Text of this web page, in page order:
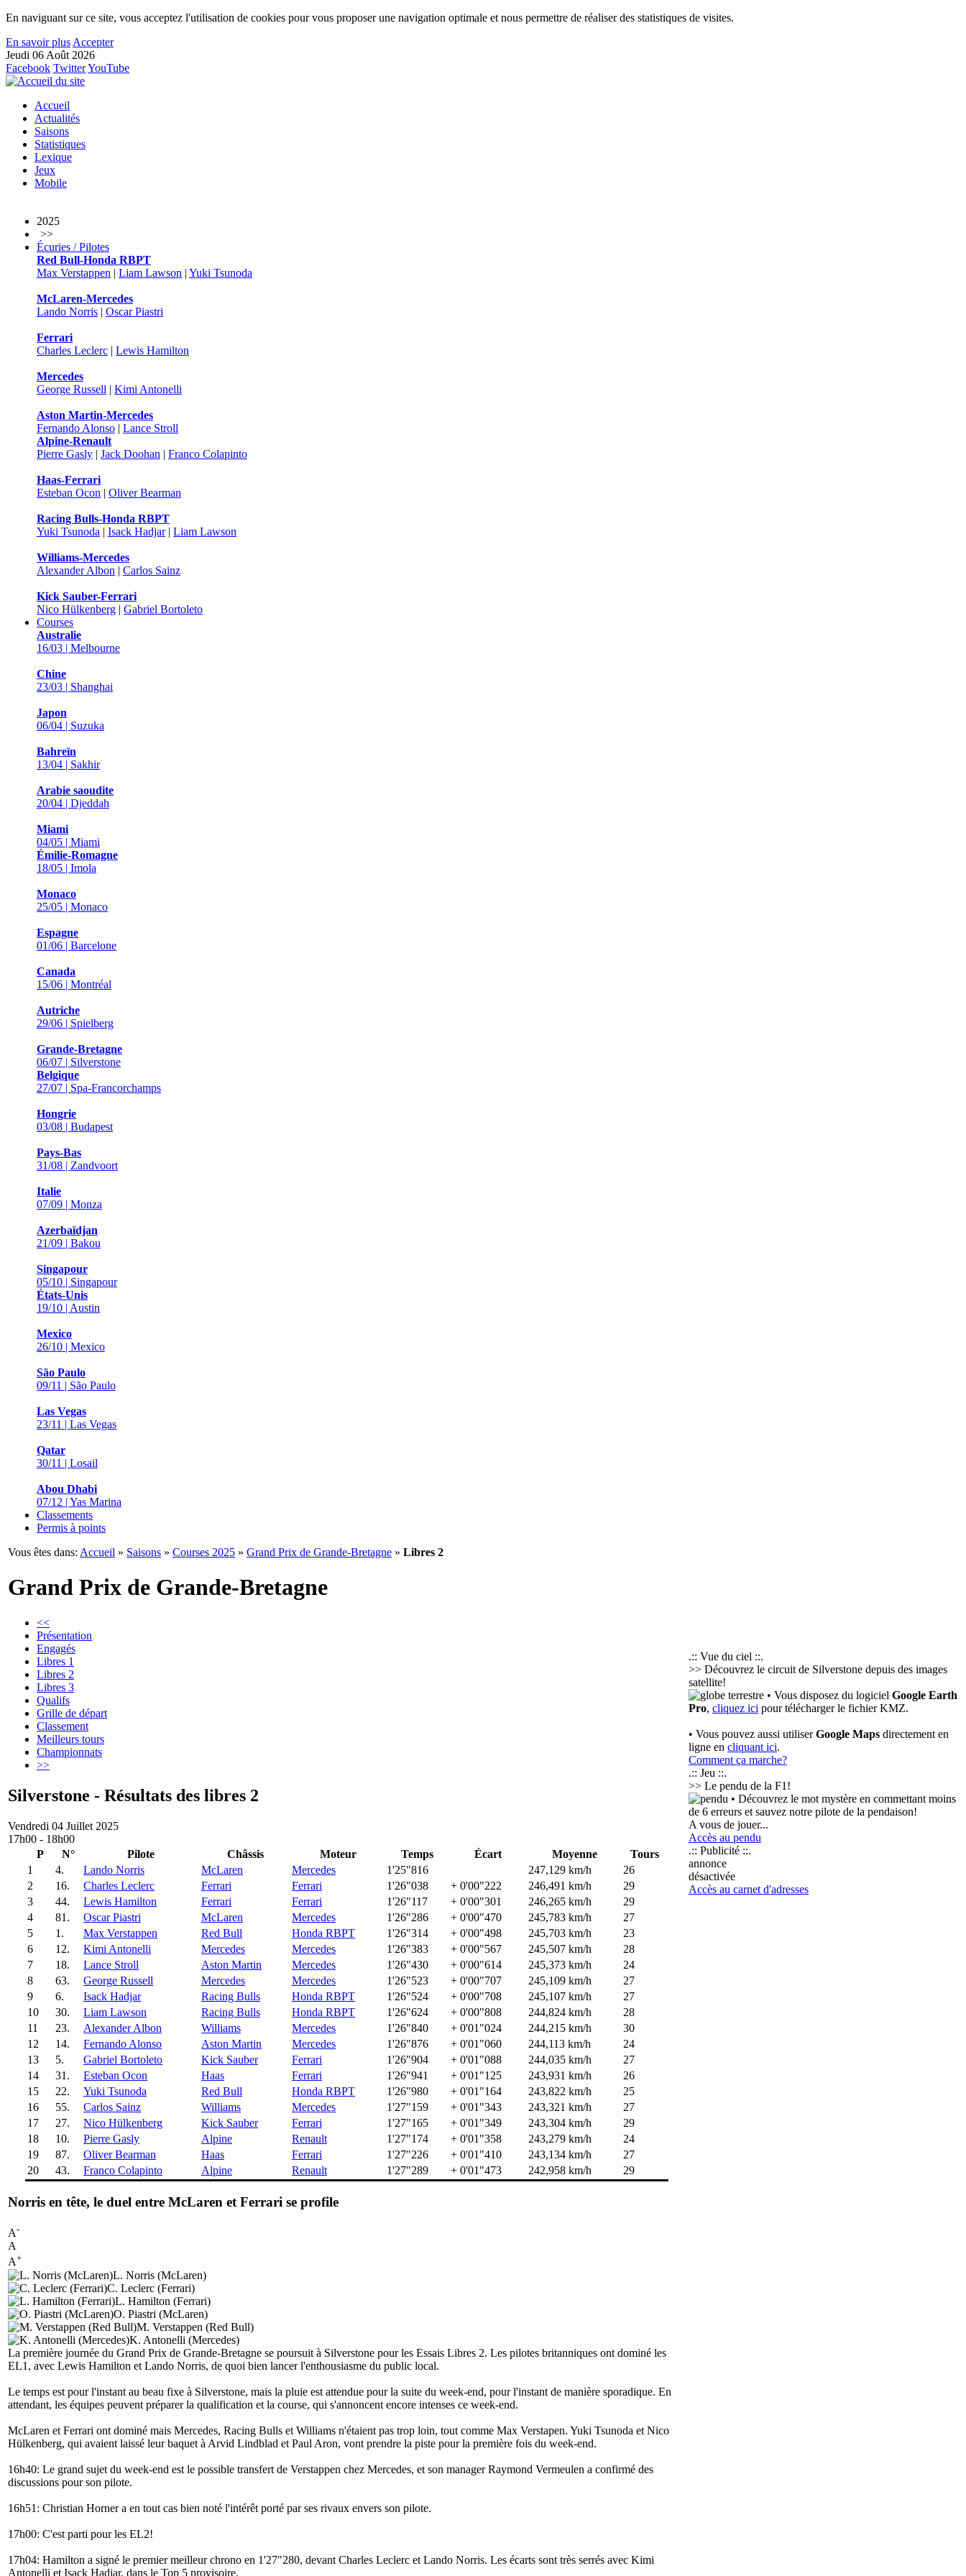
En naviguant sur ce site, vous acceptez l'utilisation de cookies pour vous proposer une navigation optimale et nous permettre de réaliser des statistiques de visites.
En savoir plus Accepter
Jeudi 06 Août 2026
Facebook TwitterYouTube
Accueil
Actualités
Saisons
Statistiques
Lexique
Jeux
Mobile
2025
>>
Écuries / Pilotes
Red Bull-Honda RBPT
Max Verstappen | Liam Lawson | Yuki Tsunoda
McLaren-Mercedes
Lando Norris | Oscar Piastri
Ferrari
Charles Leclerc | Lewis Hamilton
Mercedes
George Russell | Kimi Antonelli
Aston Martin-Mercedes
Fernando Alonso | Lance Stroll
Alpine-Renault
Pierre Gasly | Jack Doohan | Franco Colapinto
Haas-Ferrari
Esteban Ocon | Oliver Bearman
Racing Bulls-Honda RBPT
Yuki Tsunoda | Isack Hadjar| Liam Lawson
Williams-Mercedes
Alexander Albon | Carlos Sainz
Kick Sauber-Ferrari
Nico Hülkenberg | Gabriel Bortoleto
Courses
Australie
16/03 | Melbourne
Chine
23/03 | Shanghai
Japon
06/04 | Suzuka
Bahreïn
13/04 | Sakhir
Arabie saoudite
20/04 | Djeddah
Miami
04/05 | Miami
Émilie-Romagne
18/05 | Imola
Monaco
25/05 | Monaco
Espagne
01/06 | Barcelone
Canada
15/06 | Montréal
Autriche
29/06 | Spielberg
Grande-Bretagne
06/07 | Silverstone
Belgique
27/07 | Spa-Francorchamps
Hongrie
03/08 | Budapest
Pays-Bas
31/08 | Zandvoort
Italie
07/09 | Monza
Azerbaïdjan
21/09 | Bakou
Singapour
05/10 | Singapour
États-Unis
19/10 | Austin
Mexico
26/10 | Mexico
São Paulo
09/11 | São Paulo
Las Vegas
23/11 | Las Vegas
Qatar
30/11 | Losail
Abou Dhabi
07/12 | Yas Marina
Classements
Permis à points
Vous êtes dans: Accueil » Saisons » Courses 2025 » Grand Prix de Grande-Bretagne » Libres 2
Grand Prix de Grande-Bretagne
<<
Présentation
Engagés
Libres 1
Libres 2
Libres 3
Qualifs
Grille de départ
Classement
Meilleurs tours
Championnats
>>
Silverstone - Résultats des libres 2
Vendredi 04 Juillet 2025
17h00 - 18h00
P
N° Pilote Châssis Moteur Temps Écart Moyenne
Tours
1
4. Lando Norris McLaren Mercedes 1'25"816 247,129 km/h
26
2
16. Charles Leclerc Ferrari Ferrari 1'26"038 + 0'00"222 246,491 km/h
29
3
44. Lewis Hamilton Ferrari Ferrari 1'26"117 + 0'00"301 246,265 km/h
29
4
81. Oscar Piastri McLaren Mercedes 1'26"286 + 0'00"470 245,783 km/h
27
5
1. Max Verstappen Red Bull Honda RBPT 1'26"314 + 0'00"498 245,703 km/h
23
6
12. Kimi Antonelli Mercedes Mercedes 1'26"383 + 0'00"567 245,507 km/h
28
7
18. Lance Stroll Aston Martin Mercedes 1'26"430 + 0'00"614 245,373 km/h
24
8
63. George Russell Mercedes Mercedes 1'26"523 + 0'00"707 245,109 km/h
27
9
6. Isack Hadjar Racing Bulls Honda RBPT 1'26"524 + 0'00"708 245,107 km/h
27
10
30. Liam Lawson Racing Bulls Honda RBPT 1'26"624 + 0'00"808 244,824 km/h
28
11
23. Alexander Albon Williams Mercedes 1'26"840 + 0'01"024 244,215 km/h
30
12
14. Fernando Alonso Aston Martin Mercedes 1'26"876 + 0'01"060 244,113 km/h
24
13
5. Gabriel Bortoleto Kick Sauber Ferrari 1'26"904 + 0'01"088 244,035 km/h
27
14
31. Esteban Ocon Haas Ferrari 1'26"941 + 0'01"125 243,931 km/h
26
15
22. Yuki Tsunoda Red Bull Honda RBPT 1'26"980 + 0'01"164 243,822 km/h
25
16
55. Carlos Sainz Williams Mercedes 1'27"159 + 0'01"343 243,321 km/h
27
17
27. Nico Hülkenberg Kick Sauber Ferrari 1'27"165 + 0'01"349 243,304 km/h
29
18
10. Pierre Gasly Alpine Renault 1'27"174 + 0'01"358 243,279 km/h
24
19
87. Oliver Bearman Haas Ferrari 1'27"226 + 0'01"410 243,134 km/h
27
20
43. Franco Colapinto Alpine Renault 1'27"289 + 0'01"473 242,958 km/h 29
Norris en tête, le duel entre McLaren et Ferrari se profile
A-
A
A+
L. Norris (McLaren)
C. Leclerc (Ferrari)
L. Hamilton (Ferrari)
O. Piastri (McLaren)
M. Verstappen (Red Bull)
K. Antonelli (Mercedes)
La première journée du Grand Prix de Grande-Bretagne se poursuit à Silverstone pour les Essais Libres 2. Les pilotes britanniques ont dominé les
EL1, avec Lewis Hamilton et Lando Norris, de quoi bien lancer l'enthousiasme du public local.
Le temps est pour l'instant au beau fixe à Silverstone, mais la pluie est attendue pour la suite du week-end, pour l'instant de manière sporadique. En
attendant, les équipes peuvent préparer la qualification et la course, qui s'annoncent encore intenses ce week-end.
McLaren et Ferrari ont dominé mais Mercedes, Racing Bulls et Williams n'étaient pas trop loin, tout comme Max Verstapen. Yuki Tsunoda et Nico
Hülkenberg, qui avaient laissé leur baquet à Arvid Lindblad et Paul Aron, vont prendre la piste pour la première fois du week-end.
16h40: Le grand sujet du week-end est le possible transfert de Verstappen chez Mercedes, et son manager Raymond Vermeulen a confirmé des
discussions pour son pilote.
16h51: Christian Horner a en tout cas bien noté l'intérêt porté par ses rivaux envers son pilote.
17h00: C'est parti pour les EL2!
17h04: Hamilton a signé le premier meilleur chrono en 1'27"280, devant Charles Leclerc et Lando Norris. Les écarts sont très serrés avec Kimi
Antonelli et Isack Hadjar, dans le Top 5 provisoire.
.:: Vue du ciel ::.
>> Découvrez le circuit de Silverstone depuis des images
satellite!
• Vous disposez du logiciel Google Earth
Pro, cliquez ici pour télécharger le fichier KMZ.
• Vous pouvez aussi utiliserGoogle Maps directement en
ligne en cliquant ici.
Comment ça marche?
.:: Jeu ::.
>> Le pendu de la F1!
• Découvrez le mot mystère en commettant moins
de 6 erreurs et sauvez notre pilote de la pendaison!
A vous de jouer...
Accès au pendu
.:: Publicité ::.
annonce
désactivée
Accès au carnet d'adresses